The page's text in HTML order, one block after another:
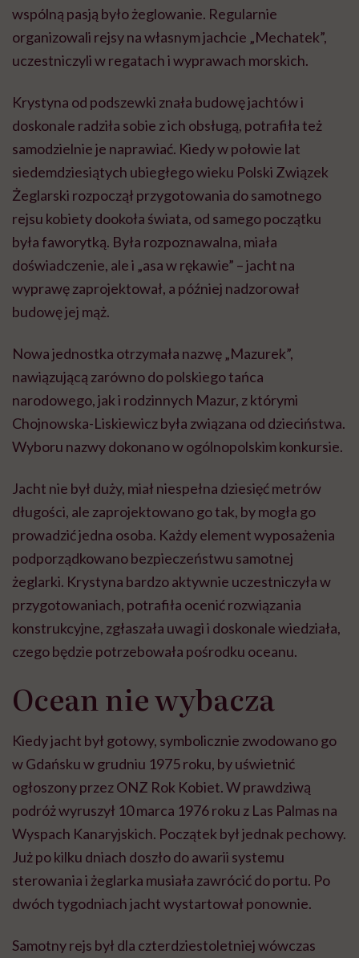
wspólną pasją było żeglowanie. Regularnie
organizowali rejsy na własnym jachcie „Mechatek”,
uczestniczyli w regatach i wyprawach morskich.
Krystyna od podszewki znała budowę jachtów i
doskonale radziła sobie z ich obsługą, potrafiła też
samodzielnie je naprawiać. Kiedy w połowie lat
siedemdziesiątych ubiegłego wieku Polski Związek
Żeglarski rozpoczął przygotowania do samotnego
rejsu kobiety dookoła świata, od samego początku
była faworytką. Była rozpoznawalna, miała
doświadczenie, ale i „asa w rękawie” – jacht na
wyprawę zaprojektował, a później nadzorował
budowę jej mąż.
Nowa jednostka otrzymała nazwę „Mazurek”,
nawiązującą zarówno do polskiego tańca
narodowego, jak i rodzinnych Mazur, z którymi
Chojnowska-Liskiewicz była związana od dzieciństwa.
Wyboru nazwy dokonano w ogólnopolskim konkursie.
Jacht nie był duży, miał niespełna dziesięć metrów
długości, ale zaprojektowano go tak, by mogła go
prowadzić jedna osoba. Każdy element wyposażenia
podporządkowano bezpieczeństwu samotnej
żeglarki. Krystyna bardzo aktywnie uczestniczyła w
przygotowaniach, potrafiła ocenić rozwiązania
konstrukcyjne, zgłaszała uwagi i doskonale wiedziała,
czego będzie potrzebowała pośrodku oceanu.
Ocean nie wybacza
Kiedy jacht był gotowy, symbolicznie zwodowano go
w Gdańsku w grudniu 1975 roku, by uświetnić
ogłoszony przez ONZ Rok Kobiet. W prawdziwą
podróż wyruszył 10 marca 1976 roku z Las Palmas na
Wyspach Kanaryjskich. Początek był jednak pechowy.
Już po kilku dniach doszło do awarii systemu
sterowania i żeglarka musiała zawrócić do portu. Po
dwóch tygodniach jacht wystartował ponownie.
Samotny rejs był dla czterdziestoletniej wówczas